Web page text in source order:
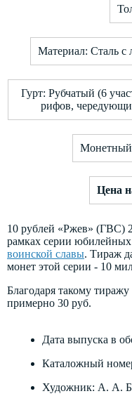
Материал: Сталь с
Гурт: Рубчатый (6
рифов,
Цена
10 рублей «Ржев» (ГВС)
рамках серии
воинской славы. Тираж
монет этой серии - 10
Благодаря такому
примерно 30 руб.
Дата выпуска в
Каталожный
Художник: А. А.